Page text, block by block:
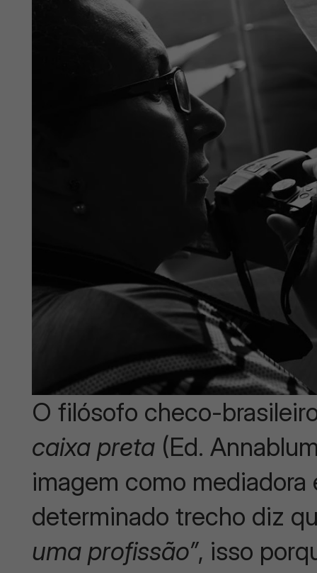
O filósofo checo-
caixa preta (Ed.
imagem como
determinado trecho diz
uma profissão”, isso